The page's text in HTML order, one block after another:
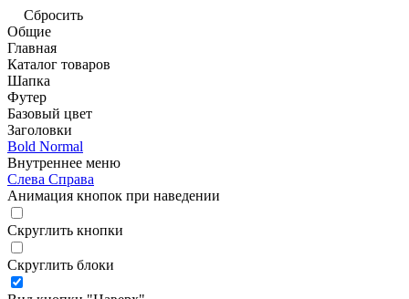
Сбросить
Общие
Главная
Каталог товаров
Шапка
Футер
Базовый цвет
Заголовки
Bold Normal
Внутреннее меню
Слева Справа
Анимация кнопок при наведении
Скруглить кнопки
Скруглить блоки